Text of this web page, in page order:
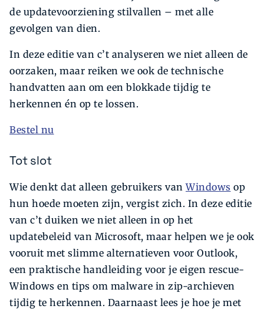
de updatevoorziening stilvallen – met alle
gevolgen van dien.
In deze editie van c’t analyseren we niet alleen de
oorzaken, maar reiken we ook de technische
handvatten aan om een blokkade tijdig te
herkennen én op te lossen.
Bestel nu
Tot slot
Wie denkt dat alleen gebruikers vanWindows op
hun hoede moeten zijn, vergist zich. In deze editie
van c’t duiken we niet alleen in op het
updatebeleid van Microsoft, maar helpen we je ook
vooruit met slimme alternatieven voor Outlook,
een praktische handleiding voor je eigen rescue-
Windows en tips om malware in zip-archieven
tijdig te herkennen. Daarnaast lees je hoe je met